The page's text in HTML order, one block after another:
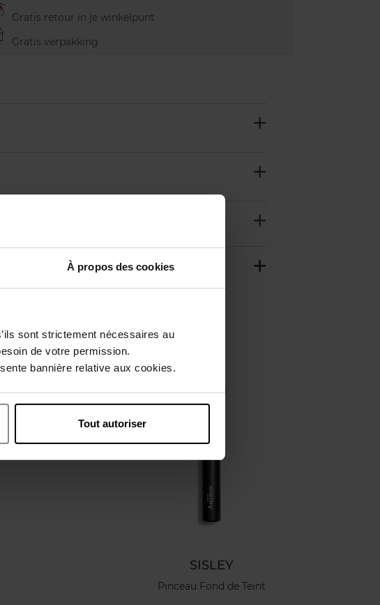
À propos des cookies
sont strictement nécessaires au
de votre permission.
bannière relative aux cookies.
Tout autoriser
Gratis retour in je winkelpunt
Gratis verpakking
SISLEY
Pinceau Fond de Teint